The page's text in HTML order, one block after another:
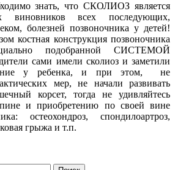
знать, что СКОЛИОЗ является
всех последующих,
болезней позвоночника у детей!
костная конструкция позвоночника
подобранной СИСТЕМОЙ
сами имели сколиоз и заметили
у ребенка, и при этом, не
мер, не начали развивать
корсет, тогда не удивляйтесь
и приобретению по своей вине
остеохондроз, спондилоартроз,
грыжа и т.п.